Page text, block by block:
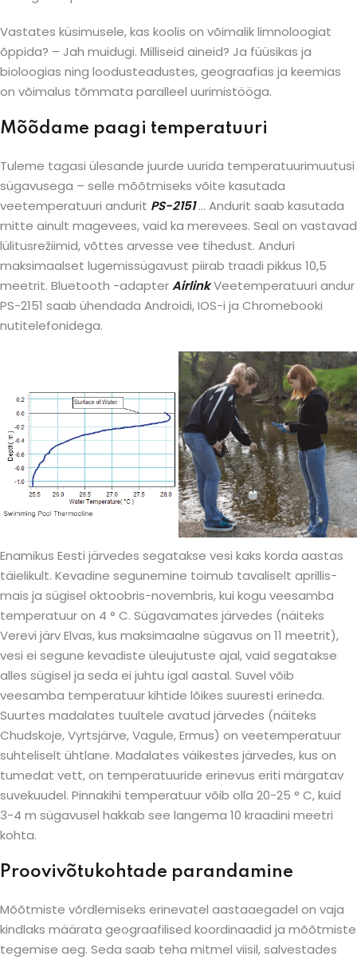
Vastates küsimusele, kas koolis on võimalik limnoloogiat
õppida? – Jah muidugi. Milliseid aineid? Ja füüsikas ja
bioloogias ning loodusteadustes, geograafias ja keemias
on võimalus tõmmata paralleel uurimistööga.
Mõõdame paagi temperatuuri
Tuleme tagasi ülesande juurde uurida temperatuurimuutusi
sügavusega – selle mõõtmiseks võite kasutada
veetemperatuuri andurit PS-2151… Andurit saab kasutada
mitte ainult magevees, vaid ka merevees. Seal on vastavad
lülitusrežiimid, võttes arvesse vee tihedust. Anduri
maksimaalset lugemissügavust piirab traadi pikkus 10,5
meetrit. Bluetooth -adapterAirlinkVeetemperatuuri andur
PS-2151 saab ühendada Androidi, IOS-i ja Chromebooki
nutitelefonidega.
Enamikus Eesti järvedes segatakse vesi kaks korda aastas
täielikult. Kevadine segunemine toimub tavaliselt aprillis-
mais ja sügisel oktoobris-novembris, kui kogu veesamba
temperatuur on 4 ° C. Sügavamates järvedes (näiteks
Verevi järv Elvas, kus maksimaalne sügavus on 11 meetrit),
vesi ei segune kevadiste üleujutuste ajal, vaid segatakse
alles sügisel ja seda ei juhtu igal aastal. Suvel võib
veesamba temperatuur kihtide lõikes suuresti erineda.
Suurtes madalates tuultele avatud järvedes (näiteks
Chudskoje, Vyrtsjärve, Vagule, Ermus) on veetemperatuur
suhteliselt ühtlane. Madalates väikestes järvedes, kus on
tumedat vett, on temperatuuride erinevus eriti märgatav
suvekuudel. Pinnakihi temperatuur võib olla 20-25 ° C, kuid
3-4 m sügavusel hakkab see langema 10 kraadini meetri
kohta.
Proovivõtukohtade parandamine
Mõõtmiste võrdlemiseks erinevatel aastaaegadel on vaja
kindlaks määrata geograafilised koordinaadid ja mõõtmiste
tegemise aeg. Seda saab teha mitmel viisil, salvestades